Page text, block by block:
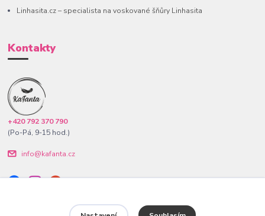
Linhasita.cz – specialista na voskované šňůry Linhasita
Kontakty
+420 792 370 790
(Po-Pá, 9-15 hod.)
info@kafanta.cz